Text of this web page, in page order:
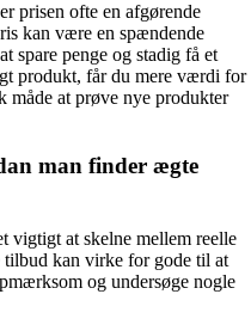
prisen ofte en afgørende
kan være en spændende
spare penge og stadig få et
produkt, får du mere værdi for
måde at prøve nye produkter
man finder ægte
vigtigt at skelne mellem reelle
kan virke for gode til at
og undersøge nogle